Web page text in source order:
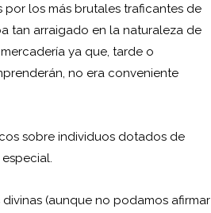
por los más brutales traficantes de
tan arraigado en la naturaleza de
ya que, tarde o
no era conveniente
sobre individuos dotados de
(aunque no podamos afirmar